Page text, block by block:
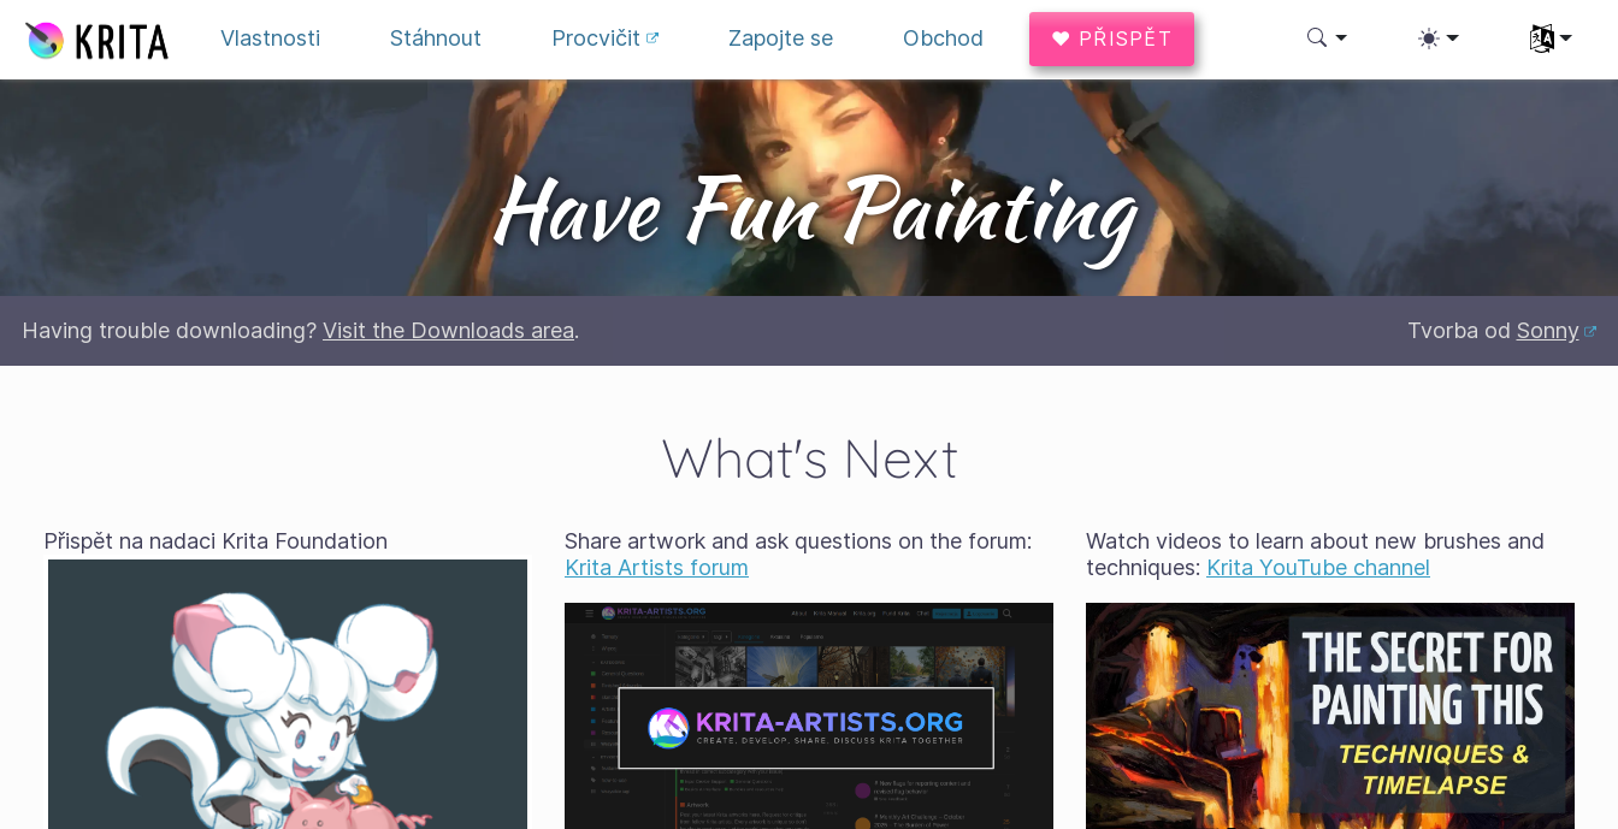
Vlastnosti
Stáhnout Procvičit Zapojte se Obchod ♥ PŘISPĚT Zvolte
Have Fun Painting
Having trouble downloading? Visit the Downloads area. Tvorba od Sonny
What's Next
Přispět na nadaci Krita Foundation
Share artwork and ask questions on the forum:
Krita Artists forum
Watch videos to learn about new brushes and
techniques: Krita YouTube channel